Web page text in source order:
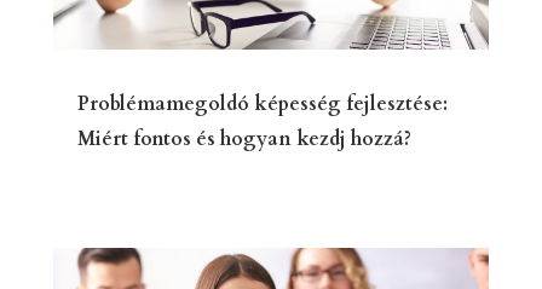
Problémamegoldó képesség fejlesztése:
Miért fontos és hogyan kezdj hozzá?